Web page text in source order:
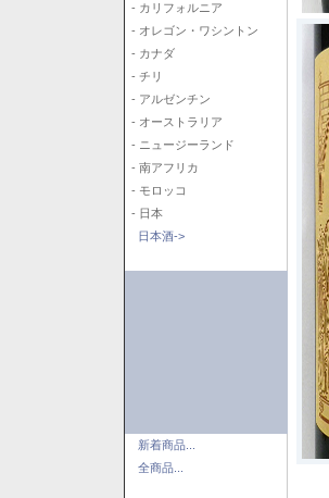
- カリフォルニア
- オレゴン・ワシントン
- カナダ
- チリ
- アルゼンチン
- オーストラリア
- ニュージーランド
- 南アフリカ
- モロッコ
- 日本
日本酒->
新着商品...
全商品...